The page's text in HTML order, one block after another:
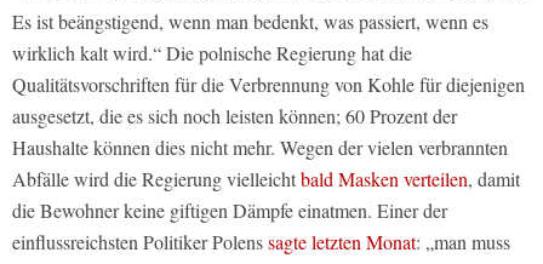
Es ist beängstigend, wenn man bedenkt, was passiert, wenn es
wirklich kalt wird.“ Die polnische Regierung hat die
Qualitätsvorschriften für die Verbrennung von Kohle für diejenigen
ausgesetzt, die es sich noch leisten können; 60 Prozent der
Haushalte können dies nicht mehr. Wegen der vielen verbrannten
Abfälle wird die Regierung vielleichtbald Masken verteilen, damit
die Bewohner keine giftigen Dämpfe einatmen. Einer der
einflussreichsten Politiker Polenssagte letzten Monat: „man muss